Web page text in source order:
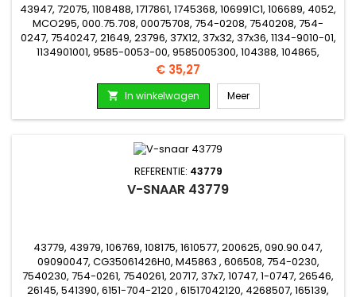
43947, 72075, 1108488, 1717861, 1745368, 106991C1, 106689, 4052,
MCO295, 000.75.708, 00075708, 754-0208, 7540208, 754-
0247, 7540247, 21649, 23796, 37X12, 37x32, 37x36, 1134-9010-01,
1134901001, 9585-0053-00, 9585005300, 104388, 104865,
106689, 8976, 104388, 104865, 8976, 4262513, 4269501,
4269502, 165169, 165184, 365189A, 205155
Prijs
€ 35,27
 In winkelwagen Meer
REFERENTIE: 43779
V-SNAAR 43779
43779, 43979, 106769, 108175, 1610577, 200625, 090.90.047,
09090047, CG35061426H0, M45863 , 606508, 754-0230,
7540230, 754-0261, 7540261, 20717, 37x7, 10747, 1-0747, 26546,
26145, 541390, 6151-704-2120 , 61517042120, 4268507, 165139,